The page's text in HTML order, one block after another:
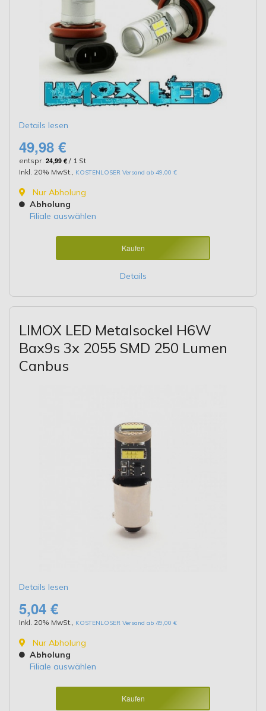
Details lesen
49,98 €
entspr. 24,99 € / 1 St
Inkl. 20% MwSt.
KOSTENLOSER Versand ab 49,00 €
Nur Abholung
Abholung
Filiale auswählen
Kaufen
Details
LIMOX LED Metalsockel H6W
Bax9s 3x 2055 SMD 250 Lumen
Canbus
Details lesen
5,04 €
Inkl. 20% MwSt. KOSTENLOSER Versand ab 49,00 €
Nur Abholung
Abholung
Filiale auswählen
Kaufen